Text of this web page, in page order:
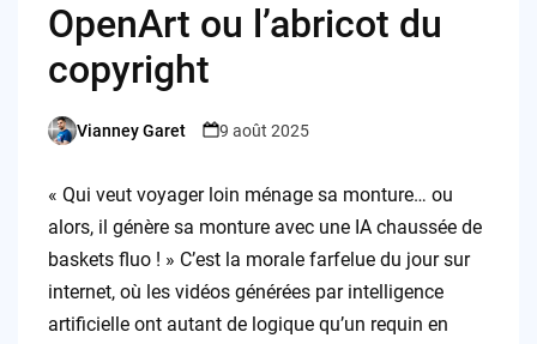
OpenArt ou l’abricot du
copyright
Posted
Vianney Garet 9 août 2025
« Qui veut voyager loin ménage sa monture… ou
alors, il génère sa monture avec une IA chaussée de
baskets fluo ! » C’est la morale farfelue du jour sur
internet, où les vidéos générées par intelligence
artificielle ont autant de logique qu’un requin en